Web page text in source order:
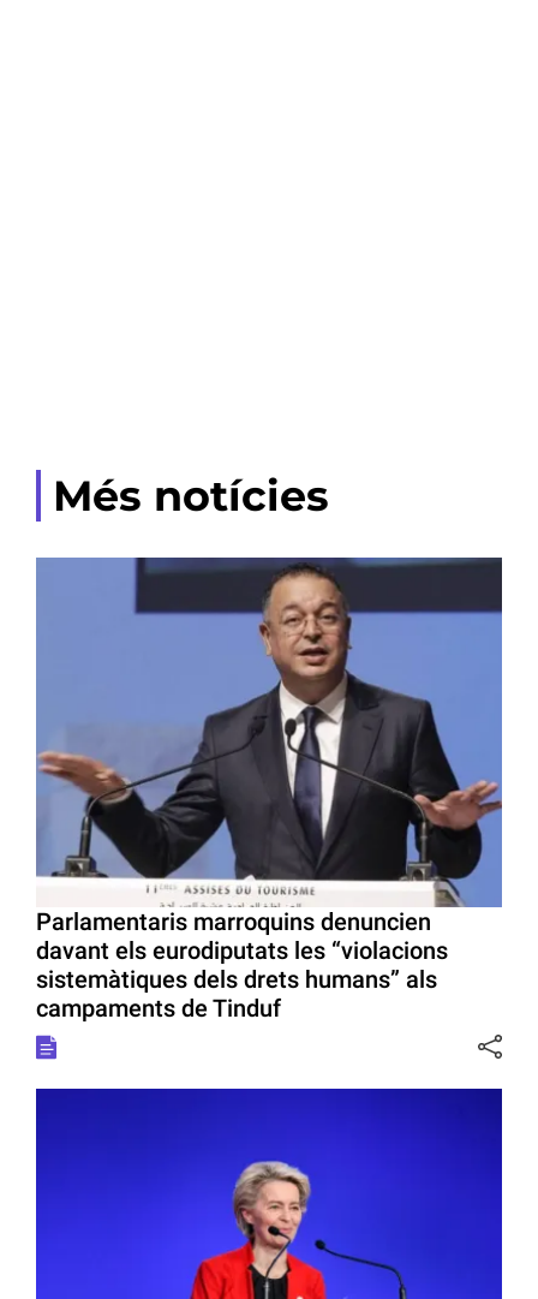
Més notícies
Parlamentaris marroquins denuncien
davant els eurodiputats les “violacions
sistemàtiques dels drets humans” als
campaments de Tinduf